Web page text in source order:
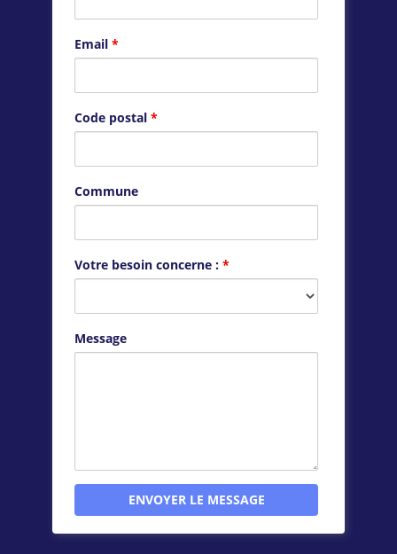
Email *
Code postal *
Commune
Votre besoin concerne : *
Message